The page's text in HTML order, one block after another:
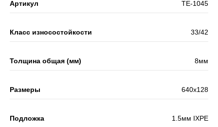
Артикул ТЕ-1045
Класс износостойкости 33/42
Толщина общая (мм) 8мм
Размеры 640x128
Подложка 1.5мм IXPE